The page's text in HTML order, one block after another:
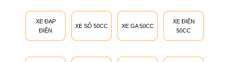
XE ĐẠP
ĐIỆN
XE SỐ 50CC XE GA 50CC
XE ĐIỆN
50CC